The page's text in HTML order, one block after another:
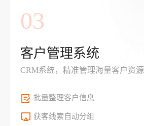
03
客户管理系统
CRM系统，精准管理海量客户资源
批量整理客户信息
获客线索自动分组